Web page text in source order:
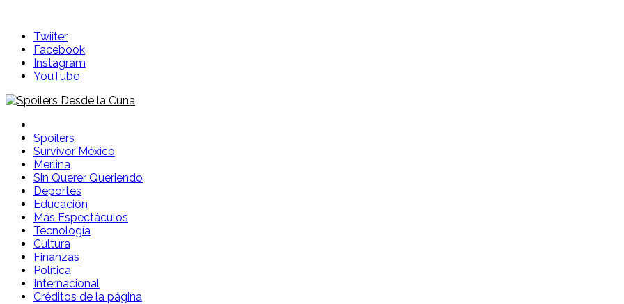
contentTwiiter
Facebook
Instagram
YouTube
Spoilers Desde la Cuna
Sitio con información sobre series, película, reality shows y telenovelas
Spoilers
Survivor México
Merlina
Sin Querer Queriendo
Deportes
Educación
Más Espectáculos
Tecnología
Cultura
Finanzas
Política
Internacional
Créditos de la página